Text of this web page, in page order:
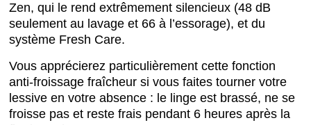
Zen, qui le rend extrêmement silencieux (48 dB
seulement au lavage et 66 à l’essorage), et du
système Fresh Care.
Vous apprécierez particulièrement cette fonction
anti-froissage fraîcheur si vous faites tourner votre
lessive en votre absence : le linge est brassé, ne se
froisse pas et reste frais pendant 6 heures après la